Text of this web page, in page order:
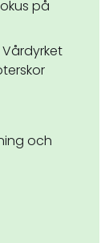
på
och